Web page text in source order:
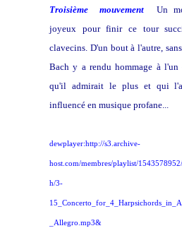
Troisième mouvement
Un
joyeux pour finir ce tour
clavecins. D'un bout à l'autre,
Bach y a rendu hommage à l'un
qu'il admirait le plus et qui
influencé en musique profane...
dewplayer:http://s3.archive-
host.com/membres/playlist/
h/3-
_Allegro.mp3&